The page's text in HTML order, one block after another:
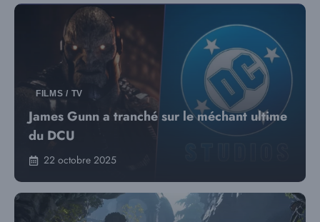
FILMS / TV
James Gunn a tranché sur le méchant ultime
du DCU
22 octobre 2025